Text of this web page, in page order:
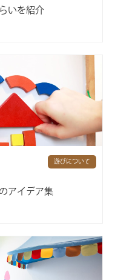
いを紹介
遊びについて
アイデア集